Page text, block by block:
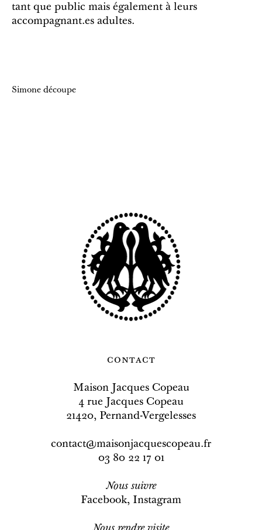
tant que public mais également à leurs
accompagnant.es adultes.
Simone découpe
contact
Maison Jacques Copeau
4 rue Jacques Copeau
21420, Pernand-Vergelesses
contact@maisonjacquescopeau.fr
03 80 22 17 01
Nous suivre
Facebook, Instagram